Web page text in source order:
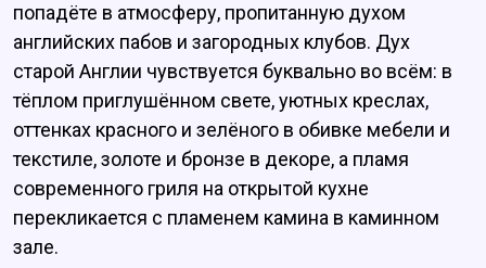
попадёте в атмосферу, пропитанную духом
английских пабов и загородных клубов. Дух
старой Англии чувствуется буквально во всём: в
тёплом приглушённом свете, уютных креслах,
оттенках красного и зелёного в обивке мебели и
текстиле, золоте и бронзе в декоре, а пламя
современного гриля на открытой кухне
перекликается с пламенем камина в каминном
зале.